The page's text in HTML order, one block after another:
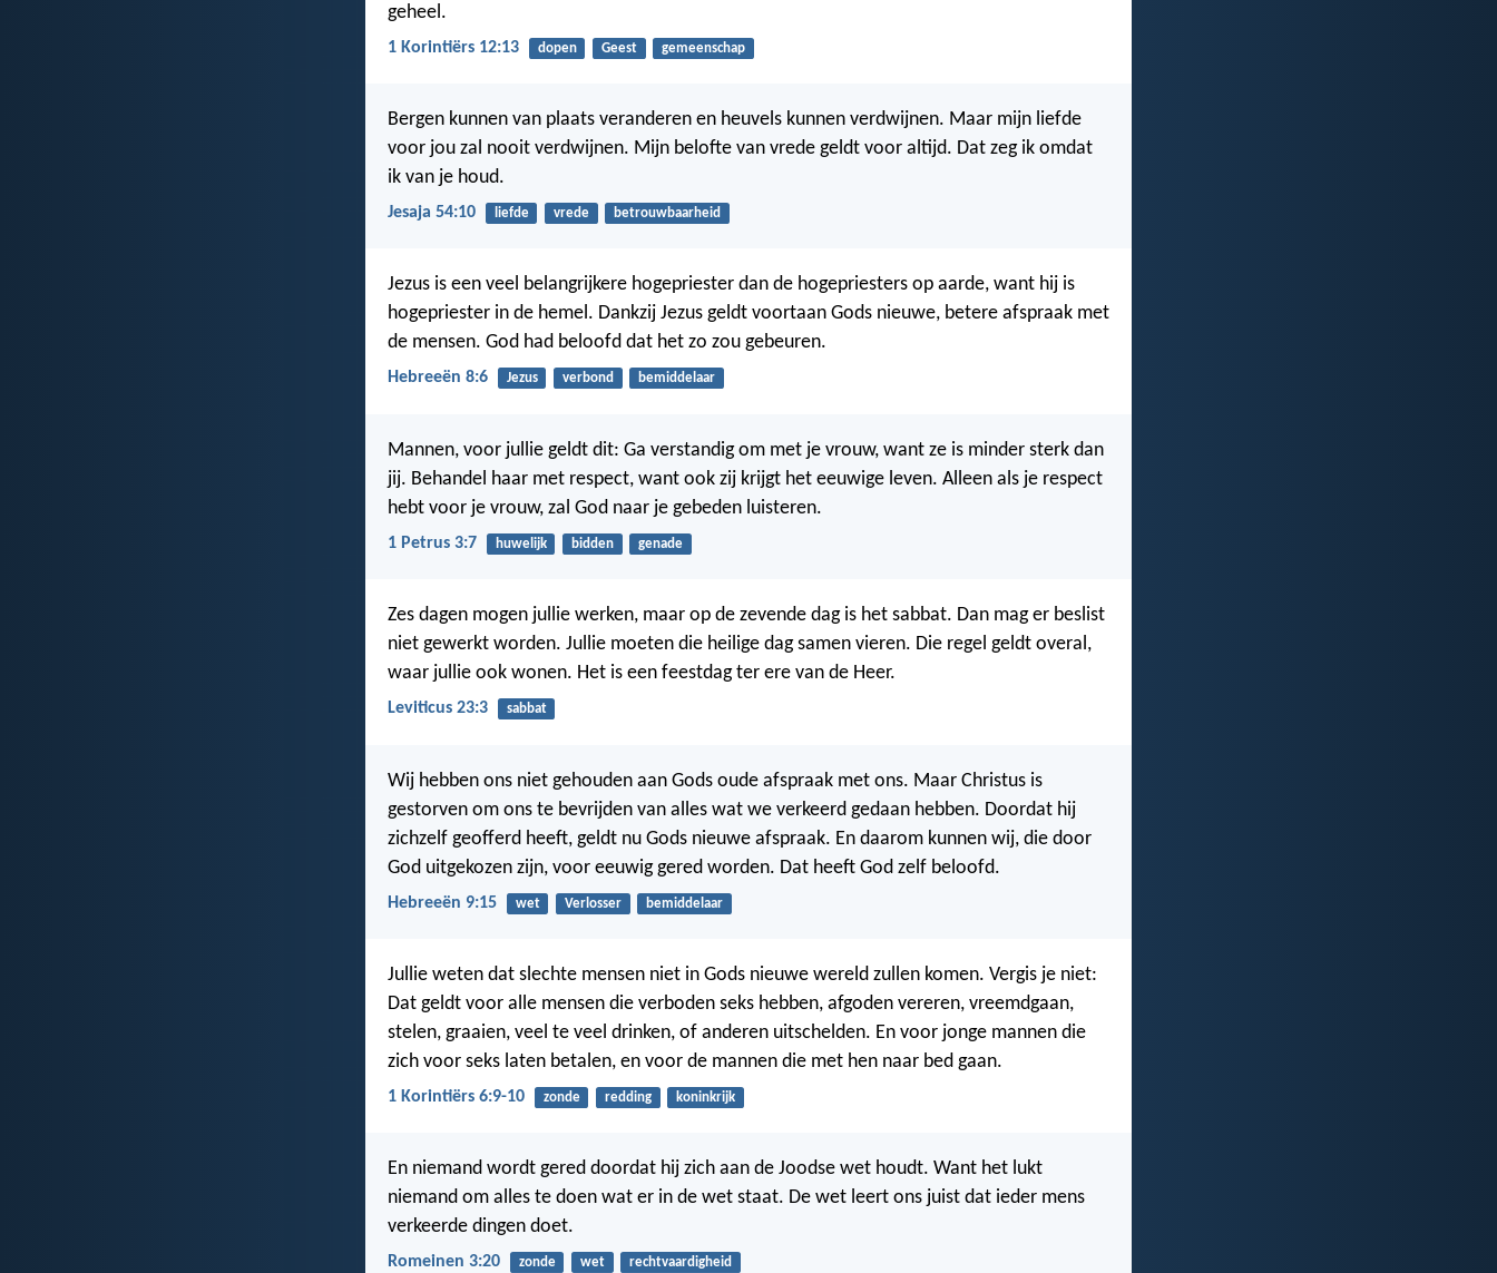
geheel.
1 Korintiërs 12:13 dopen Geest gemeenschap
Bergen kunnen van plaats veranderen en heuvels kunnen verdwijnen. Maar mijn liefde
voor jou zal nooit verdwijnen. Mijn belofte van vrede geldt voor altijd. Dat zeg ik omdat
ik van je houd.
Jesaja 54:10 liefde vrede betrouwbaarheid
Jezus is een veel belangrijkere hogepriester dan de hogepriesters op aarde, want hij is
hogepriester in de hemel. Dankzij Jezus geldt voortaan Gods nieuwe, betere afspraak met
de mensen. God had beloofd dat het zo zou gebeuren.
Hebreeën 8:6 Jezus verbond bemiddelaar
Mannen, voor jullie geldt dit: Ga verstandig om met je vrouw, want ze is minder sterk dan
jij. Behandel haar met respect, want ook zij krijgt het eeuwige leven. Alleen als je respect
hebt voor je vrouw, zal God naar je gebeden luisteren.
1 Petrus 3:7 huwelijk bidden genade
Zes dagen mogen jullie werken, maar op de zevende dag is het sabbat. Dan mag er beslist
niet gewerkt worden. Jullie moeten die heilige dag samen vieren. Die regel geldt overal,
waar jullie ook wonen. Het is een feestdag ter ere van de Heer.
Leviticus 23:3 sabbat
Wij hebben ons niet gehouden aan Gods oude afspraak met ons. Maar Christus is
gestorven om ons te bevrijden van alles wat we verkeerd gedaan hebben. Doordat hij
zichzelf geofferd heeft, geldt nu Gods nieuwe afspraak. En daarom kunnen wij, die door
God uitgekozen zijn, voor eeuwig gered worden. Dat heeft God zelf beloofd.
Hebreeën 9:15 wet Verlosser bemiddelaar
Jullie weten dat slechte mensen niet in Gods nieuwe wereld zullen komen. Vergis je niet:
Dat geldt voor alle mensen die verboden seks hebben, afgoden vereren, vreemdgaan,
stelen, graaien, veel te veel drinken, of anderen uitschelden. En voor jonge mannen die
zich voor seks laten betalen, en voor de mannen die met hen naar bed gaan.
1 Korintiërs 6:9-10 zonde redding koninkrijk
En niemand wordt gered doordat hij zich aan de Joodse wet houdt. Want het lukt
niemand om alles te doen wat er in de wet staat. De wet leert ons juist dat ieder mens
verkeerde dingen doet.
Romeinen 3:20 zonde wet rechtvaardigheid